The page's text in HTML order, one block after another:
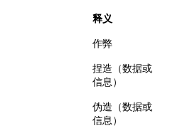
释义
作弊
捏造（数据或
信息）
伪造（数据或
信息）